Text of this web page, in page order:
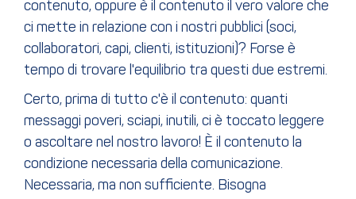
contenuto, oppure è il contenuto il vero valore che
ci mette in relazione con i nostri pubblici (soci,
collaboratori, capi, clienti, istituzioni)? Forse è
tempo di trovare l'equilibrio tra questi due estremi.
Certo, prima di tutto c'è il contenuto: quanti
messaggi poveri, sciapi, inutili, ci è toccato leggere
o ascoltare nel nostro lavoro! È il contenuto la
condizione necessaria della comunicazione.
Necessaria, ma non sufficiente. Bisogna